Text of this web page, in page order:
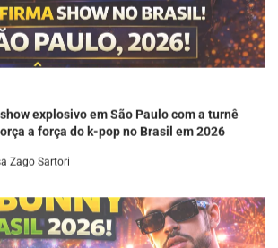
explosivo em São Paulo com a turnê
a força do k-pop no Brasil em 2026